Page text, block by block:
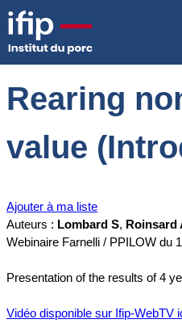
Accueil Documentations
Rearing
value
Ajouter à ma liste
Auteurs : Lombard S, Roinsard
Webinaire Farnelli / PPILOW du
Presentation of the results of 4
Vidéo disponible sur Ifip-WebTV